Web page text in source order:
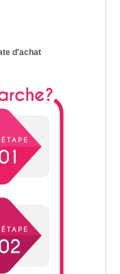
d'achat